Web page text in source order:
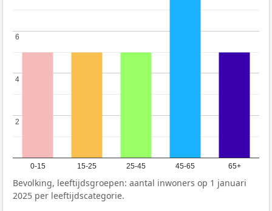
0-15 15-25 25-45 45-65 65+
2
2
4
4
6
6
Bevolking, leeftijdsgroepen: aantal inwoners op 1 januari
2025 per leeftijdscategorie.